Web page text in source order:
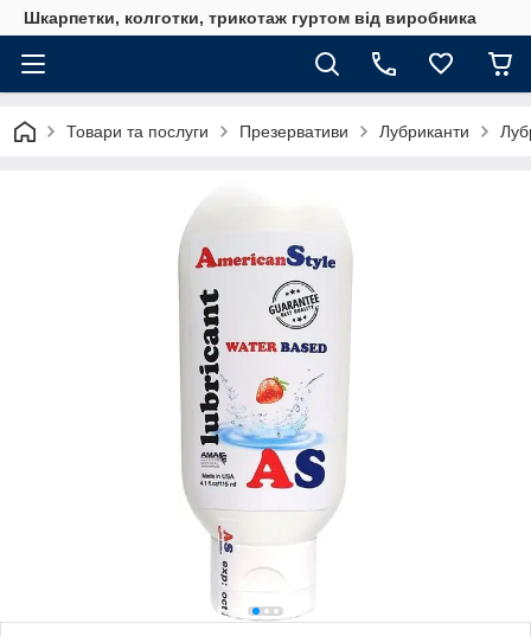
Шкарпетки, колготки, трикотаж гуртом від виробника
Товари та послуги Презервативи Лубриканти